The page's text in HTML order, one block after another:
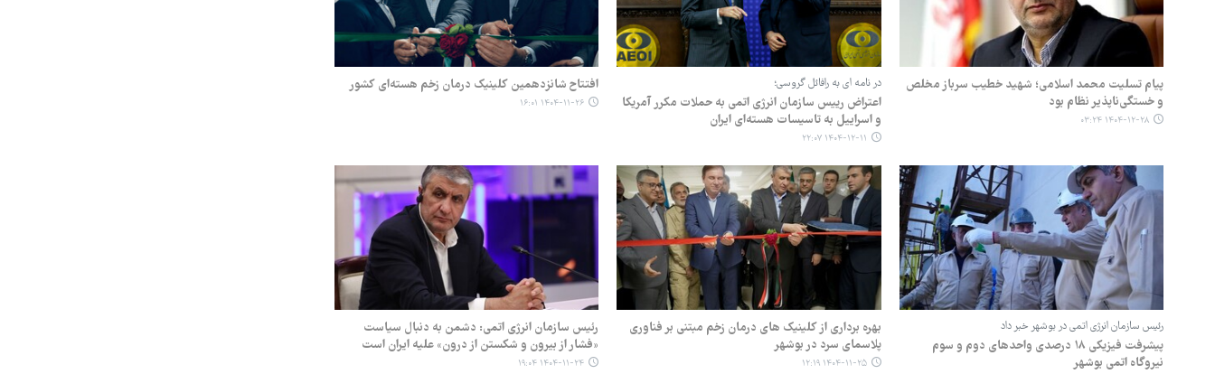
پیام تسلیت محمد اسلامی؛ شهید خطیب سرباز مخلص
و خستگی‌ناپذیر نظام بود
۱۴۰۴-۱۲-۲۸ ۰۳:۲۴
در نامه ای به رافائل گروسی؛
اعتراض رییس سازمان انرژی اتمی به حملات مکرر آمریکا
و اسراییل به تاسیسات هسته‌ای ایران
۱۴۰۴-۱۲-۱۱ ۲۲:۰۷
افتتاح شانزدهمین کلینیک درمان زخم هسته‌ای کشور
۱۴۰۴-۱۱-۲۶ ۱۶:۰۱
رئیس سازمان انرژی اتمی در بوشهر خبر داد
پیشرفت فیزیکی ۱۸ درصدی واحدهای دوم و سوم
نیروگاه اتمی بوشهر
بهره برداری از کلینیک های درمان زخم مبتنی بر فناوری
پلاسمای سرد در بوشهر
۱۴۰۴-۱۱-۲۵ ۱۲:۱۹
رئیس سازمان انرژی اتمی: دشمن به دنبال سیاست
«فشار از بیرون و شکستن از درون» علیه ایران است
۱۴۰۴-۱۱-۲۴ ۱۹:۰۴